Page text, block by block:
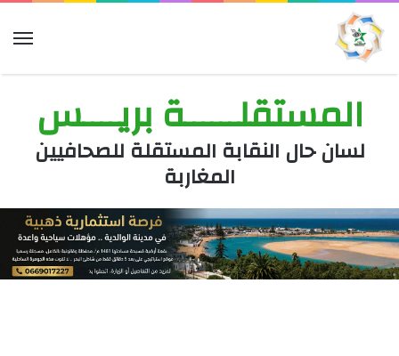
المستقلــــــة بريــــس
لسان حال النقابة المستقلة للصحافيين
المغاربة